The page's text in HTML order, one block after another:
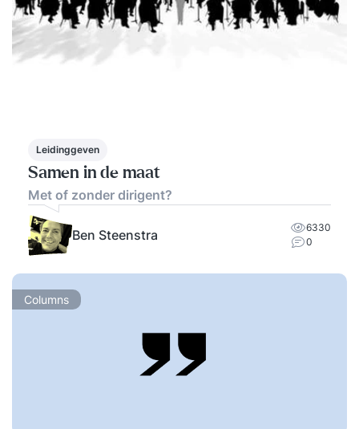
Leidinggeven
Samen in de maat
Met of zonder dirigent?
Ben Steenstra
6330
0
Columns